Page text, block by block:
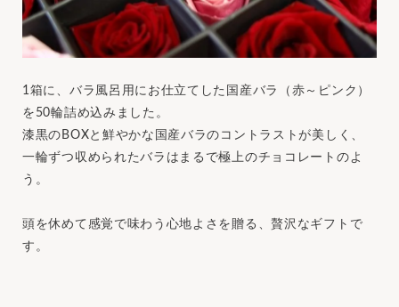
1箱に、バラ風呂用にお仕立てした国産バラ（赤～ピンク）
を50輪詰め込みました。
漆黒のBOXと鮮やかな国産バラのコントラストが美しく、
一輪ずつ収められたバラはまるで極上のチョコレートのよ
う。
頭を休めて感覚で味わう心地よさを贈る、贅沢なギフトで
す。